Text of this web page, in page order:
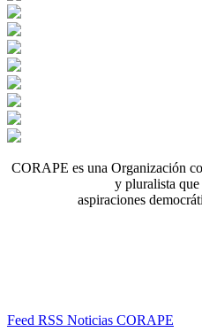
CORAPE es una Organización
y pluralista que
aspiraciones
Feed RSS Noticias CORAPE